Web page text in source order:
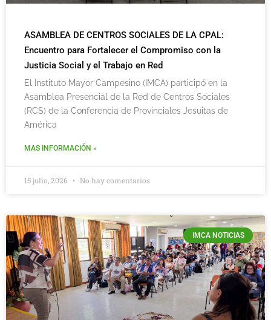
ASAMBLEA DE CENTROS SOCIALES DE LA CPAL:
Encuentro para Fortalecer el Compromiso con la
Justicia Social y el Trabajo en Red
El Instituto Mayor Campesino (IMCA) participó en la
Asamblea Presencial de la Red de Centros Sociales
(RCS) de la Conferencia de Provinciales Jesuitas de
América
MAS INFORMACIÓN »
15 julio, 2026 No hay comentarios
IMCA NOTICIAS